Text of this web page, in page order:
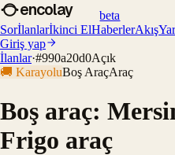
encolay
beta
Sorİlanlarİkinci ElHaberlerAkış
Giriş yap
İlanlar·#990a20d0Açık
🚚 KarayoluBoş AraçAraç
Boş araç:
Frigo araç